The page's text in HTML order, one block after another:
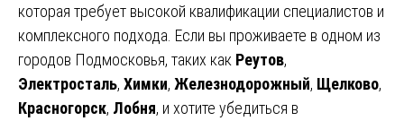
которая требует высокой квалификации специалистов и
комплексного подхода. Если вы проживаете в одном из
городов Подмосковья, таких как Реутов,
Электросталь, Химки, Железнодорожный, Щелково,
Красногорск, Лобня, и хотите убедиться в